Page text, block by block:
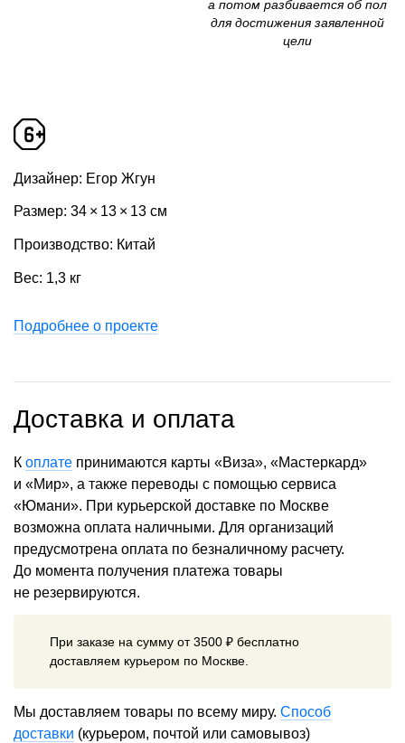
а потом разбивается об пол
для достижения заявленной
цели
Дизайнер: Егор Жгун
Размер: 34 × 13 × 13 см
Производство: Китай
Вес: 1,3 кг
Подробнее о проекте
Доставка и оплата
К оплате принимаются карты «Виза», «Мастеркард»
и «Мир», а также переводы с помощью сервиса
«Юмани». При курьерской доставке по Москве
возможна оплата наличными. Для организаций
предусмотрена оплата по безналичному расчету.
До момента получения платежа товары
не резервируются.
При заказе на сумму от 3500 ₽ бесплатно
доставляем курьером по Москве.
Мы доставляем товары по всему миру. Способ
доставки (курьером, почтой или самовывоз)